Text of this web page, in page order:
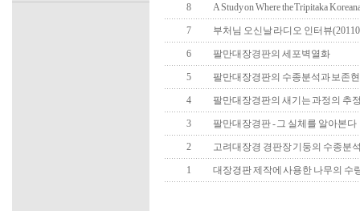
8 A Study on Where the Tripitaka
7 부처님 오신날 라디오 인터뷰
6 팔만대장경판의 세포벽열화
5 팔만대장경판의 수종분석과 보존
4 팔만대장경판의 새기는 과정의 추
3 팔만대장경판 - 그 실체를 알아본다
2 고려대장경 경판장 기둥의 수종분
1 대장경판 제작에 사용한 나무의 수